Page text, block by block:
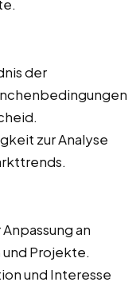
der
zur Analyse
an
Projekte.
und Interesse